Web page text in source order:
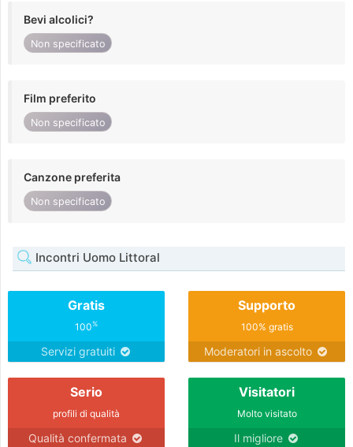
Bevi alcolici?
Non specificato
Film preferito
Non specificato
Canzone preferita
Non specificato
Incontri Uomo Littoral
Gratis
100%
Servizi gratuiti
Supporto
100% gratis
Moderatori in ascolto
Serio
profili di qualità
Qualità confermata
Visitatori
Molto visitato
Il migliore